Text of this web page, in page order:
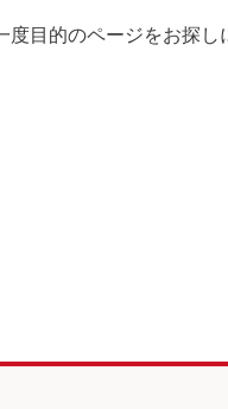
目的のページをお探し